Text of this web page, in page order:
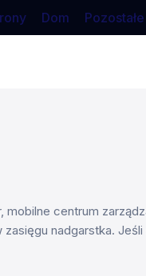
Dom Pozostałe
centrum
nadgarstka. Jeśli